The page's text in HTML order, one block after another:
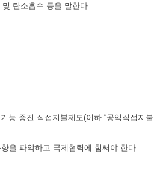
탄소흡수 등을 말한다.
능 증진 직접지불제도(이하 “공익직접지불
을 파악하고 국제협력에 힘써야 한다.